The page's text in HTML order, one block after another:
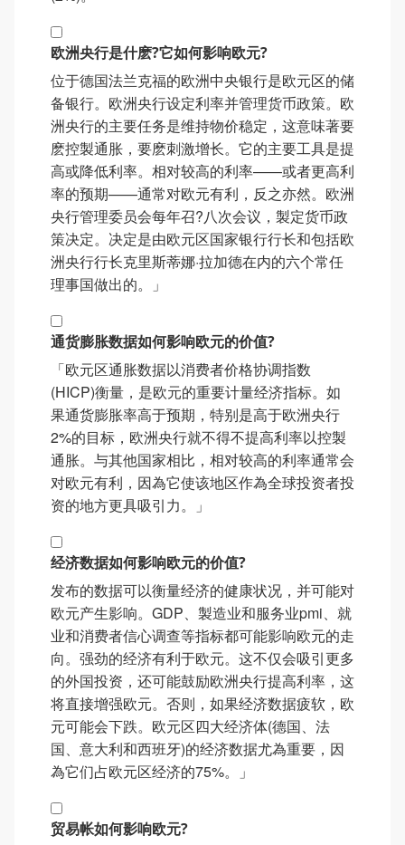
欧洲央行是什麽?它如何影响欧元?
位于德国法兰克福的欧洲中央银行是欧元区的储
备银行。欧洲央行设定利率并管理货币政策。欧
洲央行的主要任务是维持物价稳定，这意味著要
麽控製通胀，要麽刺激增长。它的主要工具是提
高或降低利率。相对较高的利率——或者更高利
率的预期——通常对欧元有利，反之亦然。欧洲
央行管理委员会每年召?八次会议，製定货币政
策决定。决定是由欧元区国家银行行长和包括欧
洲央行行长克里斯蒂娜·拉加德在内的六个常任
理事国做出的。」
通货膨胀数据如何影响欧元的价值?
「欧元区通胀数据以消费者价格协调指数
(HICP)衡量，是欧元的重要计量经济指标。如
果通货膨胀率高于预期，特别是高于欧洲央行
2%的目标，欧洲央行就不得不提高利率以控製
通胀。与其他国家相比，相对较高的利率通常会
对欧元有利，因為它使该地区作為全球投资者投
资的地方更具吸引力。」
经济数据如何影响欧元的价值?
发布的数据可以衡量经济的健康状况，并可能对
欧元产生影响。GDP、製造业和服务业pmi、就
业和消费者信心调查等指标都可能影响欧元的走
向。强劲的经济有利于欧元。这不仅会吸引更多
的外国投资，还可能鼓励欧洲央行提高利率，这
将直接增强欧元。否则，如果经济数据疲软，欧
元可能会下跌。欧元区四大经济体(德国、法
国、意大利和西班牙)的经济数据尤為重要，因
為它们占欧元区经济的75%。」
贸易帐如何影响欧元?